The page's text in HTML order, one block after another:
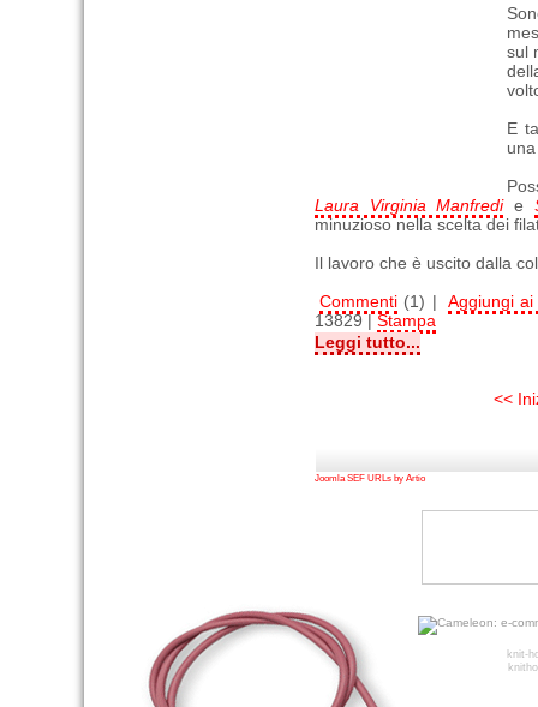
sul
E
Laura Virginia Manfredie
minuzioso nella scelta dei
Il lavoro che è uscito dalla
Commenti (1) |
Aggiungi
13829 |Stampa
Leggi tutto...
<<
Joomla SEF URLs by Artio
knit-